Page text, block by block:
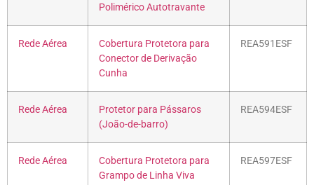
Polimérico Autotravante
Rede Aérea
Cobertura Protetora para
Conector de Derivação
Cunha
REA591ESF
Rede Aérea
Protetor para Pássaros
(João-de-barro)
REA594ESF
Rede Aérea
Cobertura Protetora para
Grampo de Linha Viva
REA597ESF